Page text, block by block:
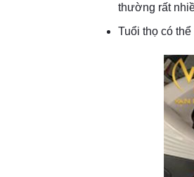
thường rất
Tuổi thọ có